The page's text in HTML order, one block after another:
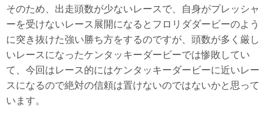
そのため、出走頭数が少ないレースで、自身がプレッシャ
ーを受けないレース展開になるとフロリダダービーのよう
に突き抜けた強い勝ち方をするのですが、頭数が多く厳し
いレースになったケンタッキーダービーでは惨敗してい
て、今回はレース的にはケンタッキーダービーに近いレー
スになるので絶対の信頼は置けないのではないかと思って
います。